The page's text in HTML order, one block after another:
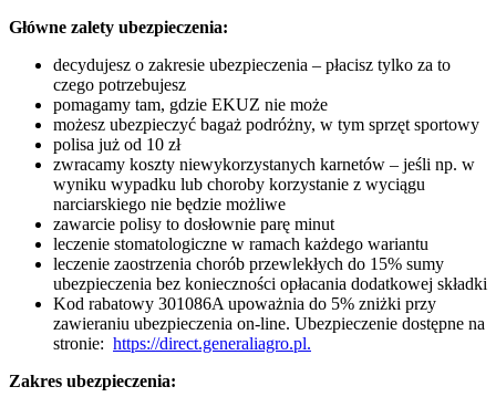
Główne zalety ubezpieczenia:
decydujesz o zakresie ubezpieczenia – płacisz tylko za to
czego potrzebujesz
pomagamy tam, gdzie EKUZ nie może
możesz ubezpieczyć bagaż podróżny, w tym sprzęt sportowy
polisa już od 10 zł
zwracamy koszty niewykorzystanych karnetów – jeśli np. w
wyniku wypadku lub choroby korzystanie z wyciągu
narciarskiego nie będzie możliwe
zawarcie polisy to dosłownie parę minut
leczenie stomatologiczne w ramach każdego wariantu
leczenie zaostrzenia chorób przewlekłych do 15% sumy
ubezpieczenia bez konieczności opłacania dodatkowej składki
Kod rabatowy 301086A upoważnia do 5% zniżki przy
zawieraniu ubezpieczenia on-line. Ubezpieczenie dostępne na
stronie: https://direct.generaliagro.pl.
Zakres ubezpieczenia: